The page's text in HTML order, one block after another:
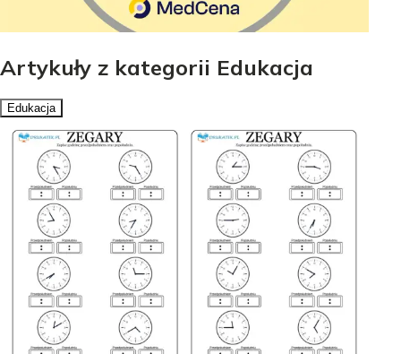
Artykuły z kategorii Edukacja
Edukacja